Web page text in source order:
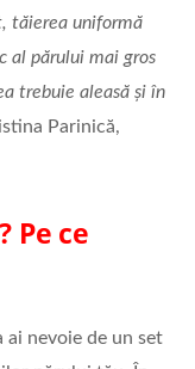
tăierea uniformă
al părului mai gros
trebuie aleasă și în
Parinică,
Pe ce
ai nevoie de un set